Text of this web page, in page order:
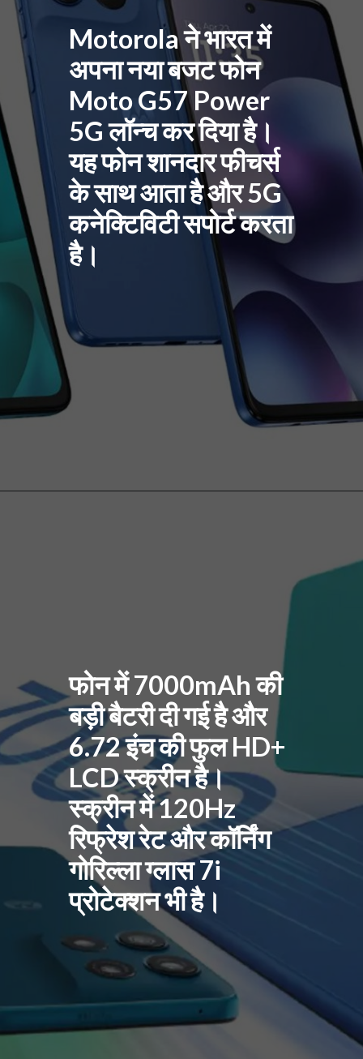
Motorola ने भारत में
अपना नया बजट फोन
Moto G57 Power
5G लॉन्च कर दिया है।
यह फोन शानदार फीचर्स
के साथ आता है और 5G
कनेक्टिविटी सपोर्ट करता
है।
फोन में 7000mAh की
बड़ी बैटरी दी गई है और
6.72 इंच की फुल HD+
LCD स्क्रीन है।
स्क्रीन में 120Hz
रिफ्रेश रेट और कॉर्निंग
गोरिल्ला ग्लास 7i
प्रोटेक्शन भी है।